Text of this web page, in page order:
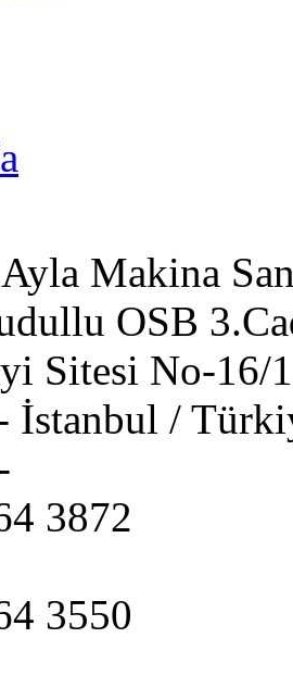
Makina
OSB
Sitesi No-16/
İstanbul /
3872
3550